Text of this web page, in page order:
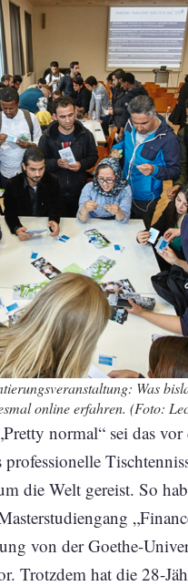
Was
online erfahren. (Foto:
normal“ sei das
die Welt gereist. So
von der Goethe-
Trotzdem hat die 28-